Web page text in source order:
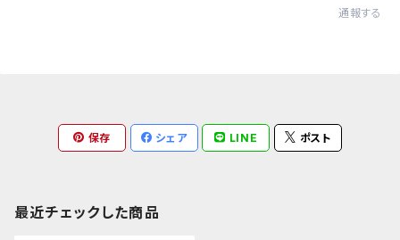
通報する
保存 シェア LINE ポスト
最近チェックした商品